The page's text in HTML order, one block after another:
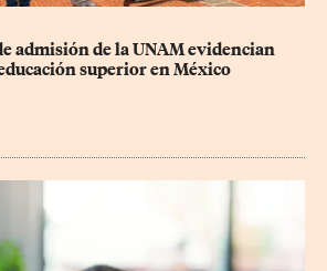
admisión de la UNAM evidencian
superior en México